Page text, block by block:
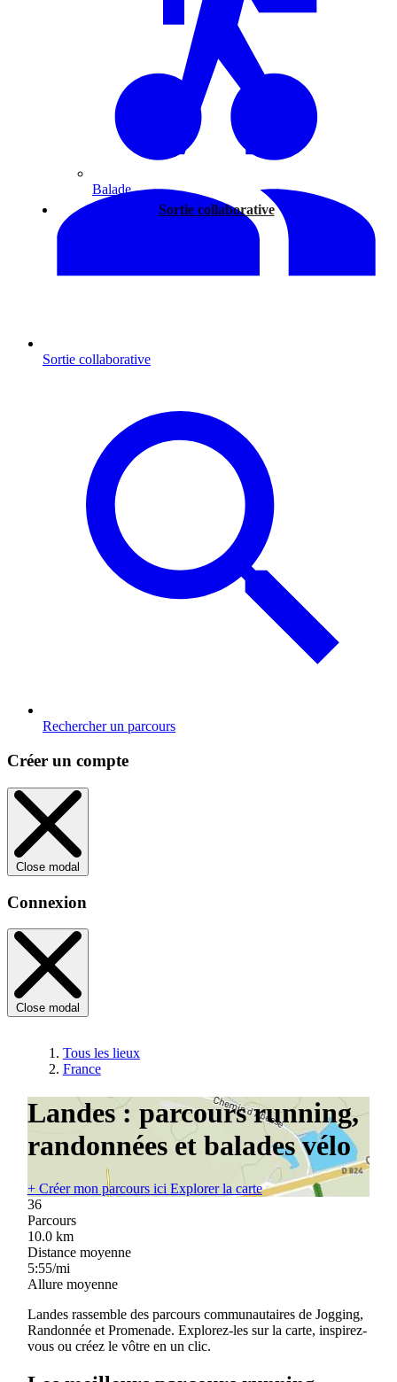
Balade
Sortie collaborative
Sortie collaborative
Rechercher un parcours
Créer un compte
Close modal
Connexion
Close modal
Tous les lieux
France
Landes : parcours running,
randonnées et balades vélo
+Créer mon parcours ici Explorer la carte
36
Parcours
10.0 km
Distance moyenne
5:55/mi
Allure moyenne
Landes rassemble des parcours communautaires de Jogging,
Randonnée et Promenade. Explorez-les sur la carte, inspirez-
vous ou créez le vôtre en un clic.